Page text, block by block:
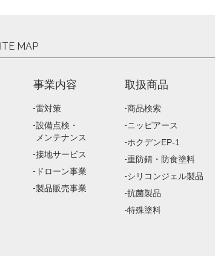
MAP
事業内容
雷対策
設備点検・
メンテナンス
接地サービス
ドローン事業
製品販売事業
取扱商品
商品検索
ニッピアース
ホクデンEP-1
重防錆・防食塗料
シリコンジェル製品
抗菌製品
特殊塗料